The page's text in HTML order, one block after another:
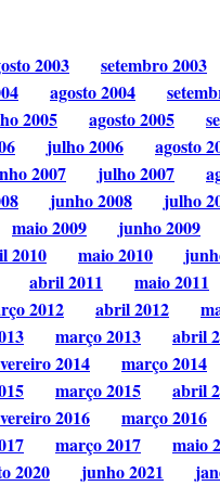
2003 setembro 2003
agosto 2004
2005 agosto 2005
julho 2006 agosto
2007 julho 2007
junho 2008 julho
maio 2009 junho 2009
2010 maio 2010
abril 2011 maio 2011
2012 abril 2012
março 2013 abril
2014 março 2014
março 2015 abril
2016 março 2016
março 2017 maio
2020 junho 2021